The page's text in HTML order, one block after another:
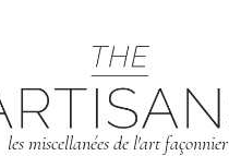
les miscellanées de l'art façonnier